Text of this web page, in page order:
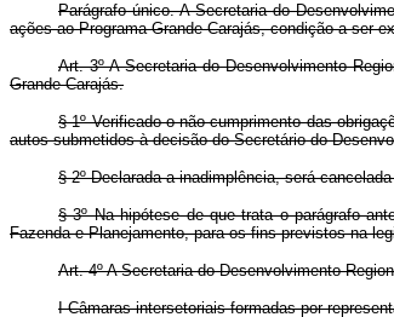
Parágrafo único. A Secretaria do
ações ao Programa Grande Carajás, condição a ser
Art. 3º A Secretaria do Desenvolvimento
Grande Carajás.
§ 1º Verificado o não cumprimento das
autos submetidos à decisão do Secretário do
§ 2º Declarada a inadimplência, será
§ 3º Na hipótese de que trata o parágrafo
Fazenda e Planejamento, para os fins previstos na
Art. 4º A Secretaria do Desenvolvimento
I Câmaras intersetoriais formadas por